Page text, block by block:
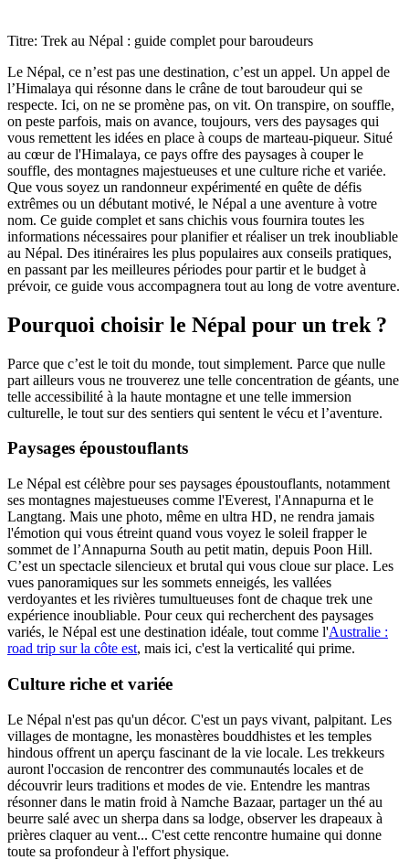
Titre: Trek au Népal : guide complet pour baroudeurs
Le Népal, ce n’est pas une destination, c’est un appel. Un appel de
l’Himalaya qui résonne dans le crâne de tout baroudeur qui se
respecte. Ici, on ne se promène pas, on vit. On transpire, on souffle,
on peste parfois, mais on avance, toujours, vers des paysages qui
vous remettent les idées en place à coups de marteau-piqueur. Situé
au cœur de l'Himalaya, ce pays offre des paysages à couper le
souffle, des montagnes majestueuses et une culture riche et variée.
Que vous soyez un randonneur expérimenté en quête de défis
extrêmes ou un débutant motivé, le Népal a une aventure à votre
nom. Ce guide complet et sans chichis vous fournira toutes les
informations nécessaires pour planifier et réaliser un trek inoubliable
au Népal. Des itinéraires les plus populaires aux conseils pratiques,
en passant par les meilleures périodes pour partir et le budget à
prévoir, ce guide vous accompagnera tout au long de votre aventure.
Pourquoi choisir le Népal pour un trek ?
Parce que c’est le toit du monde, tout simplement. Parce que nulle
part ailleurs vous ne trouverez une telle concentration de géants, une
telle accessibilité à la haute montagne et une telle immersion
culturelle, le tout sur des sentiers qui sentent le vécu et l’aventure.
Paysages époustouflants
Le Népal est célèbre pour ses paysages époustouflants, notamment
ses montagnes majestueuses comme l'Everest, l'Annapurna et le
Langtang. Mais une photo, même en ultra HD, ne rendra jamais
l'émotion qui vous étreint quand vous voyez le soleil frapper le
sommet de l’Annapurna South au petit matin, depuis Poon Hill.
C’est un spectacle silencieux et brutal qui vous cloue sur place. Les
vues panoramiques sur les sommets enneigés, les vallées
verdoyantes et les rivières tumultueuses font de chaque trek une
expérience inoubliable. Pour ceux qui recherchent des paysages
variés, le Népal est une destination idéale, tout comme l'Australie :
road trip sur la côte est, mais ici, c'est la verticalité qui prime.
Culture riche et variée
Le Népal n'est pas qu'un décor. C'est un pays vivant, palpitant. Les
villages de montagne, les monastères bouddhistes et les temples
hindous offrent un aperçu fascinant de la vie locale. Les trekkeurs
auront l'occasion de rencontrer des communautés locales et de
découvrir leurs traditions et modes de vie. Entendre les mantras
résonner dans le matin froid à Namche Bazaar, partager un thé au
beurre salé avec un sherpa dans sa lodge, observer les drapeaux à
prières claquer au vent... C'est cette rencontre humaine qui donne
toute sa profondeur à l'effort physique.